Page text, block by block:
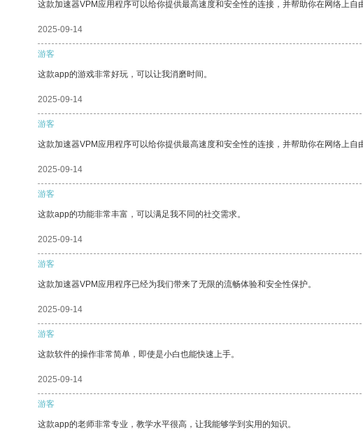
这款加速器VPM应用程序可以给你提供最高速度和安全性的连接，并帮助你在网络上自
2025-09-14
游客
这款app的游戏非常好玩，可以让我消磨时间。
2025-09-14
游客
这款加速器VPM应用程序可以给你提供最高速度和安全性的连接，并帮助你在网络上自
2025-09-14
游客
这款app的功能非常丰富，可以满足我不同的社交需求。
2025-09-14
游客
这款加速器VPM应用程序已经为我们带来了无限的流畅体验和安全性保护。
2025-09-14
游客
这款软件的操作非常简单，即使是小白也能快速上手。
2025-09-14
游客
这款app的老师非常专业，教学水平很高，让我能够学到实用的知识。